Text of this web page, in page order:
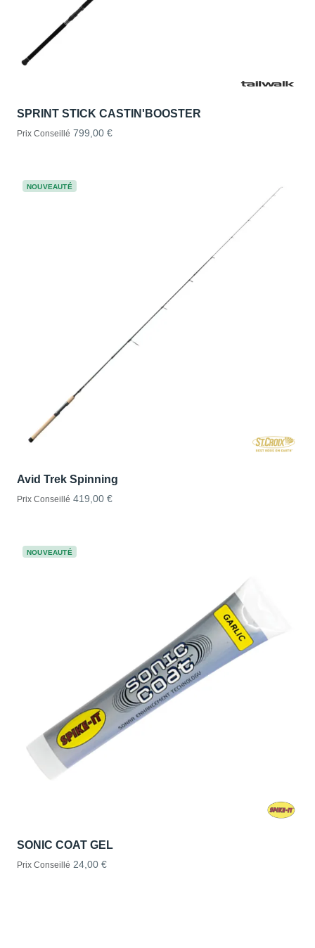
SPRINT STICK CASTIN'BOOSTER
Prix Conseillé 799,00 €
NOUVEAUTÉ
Avid Trek Spinning
Prix Conseillé 419,00 €
NOUVEAUTÉ
SONIC COAT GEL
Prix Conseillé 24,00 €